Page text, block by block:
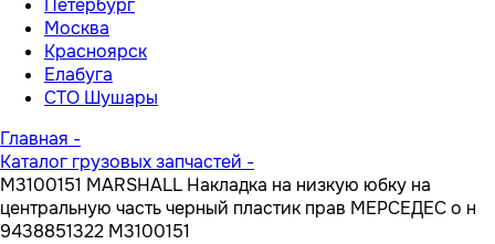
Петербург
Москва
Красноярск
Елабуга
СТО Шушары
Главная -
Каталог грузовых запчастей -
M3100151 MARSHALL Накладка на низкую юбку на
центральную часть черный пластик прав МЕРСЕДЕС о н
9438851322 M3100151